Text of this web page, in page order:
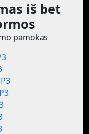
iš bet
pamokas